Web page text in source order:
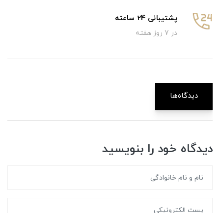
پشتیبانی 24 ساعته
در 7 روز هفته
دیدگاه‌ها
دیدگاه خود را بنویسید